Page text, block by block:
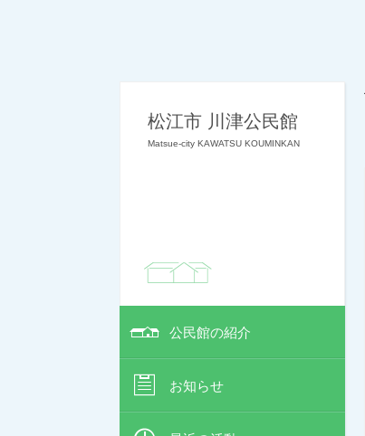
松江市 川津公民館
Matsue-city KAWATSU KOUMINKAN
公民館の紹介
お知らせ